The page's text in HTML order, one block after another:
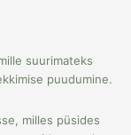
suurimateks
puudumine.
milles püsides